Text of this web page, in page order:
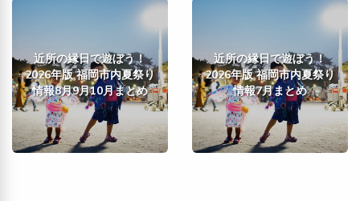
近所の縁日で遊ぼう！
2026年版 福岡市内夏祭り
情報8月9月10月まとめ
近所の縁日で遊ぼう！
2026年版 福岡市内夏祭り
情報7月まとめ